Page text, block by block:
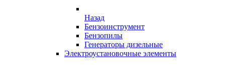
Назад
Бензоинструмент
Бензопилы
Генераторы дизельные
Электроустановочные элементы